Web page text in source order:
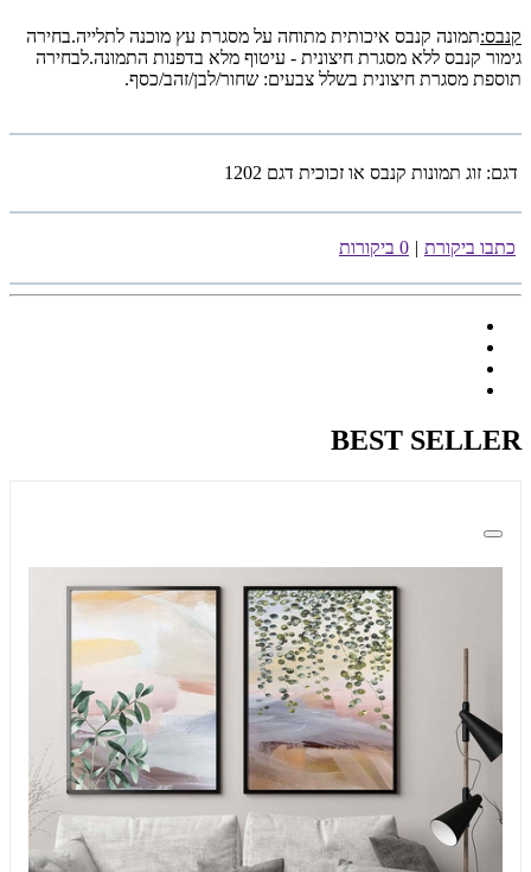
קנבס:תמונה קנבס איכותית מתוחה על מסגרת עץ מוכנה לתלייה.בחירה
גימור קנבס ללא מסגרת חיצונית - עיטוף מלא בדפנות התמונה.לבחירה
תוספת מסגרת חיצונית בשלל צבעים: שחור/לבן/זהב/כסף.
דגם: זוג תמונות קנבס או זכוכית דגם 1202
כתבו ביקורת | 0 ביקורות
BEST SELLER